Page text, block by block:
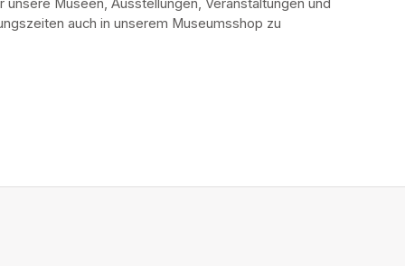
auch in unserem Museumsshop zu